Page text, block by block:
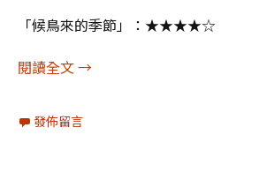
「候鳥來的季節」：★★★★☆
閱讀全文陳樂融影評442：候鳥來的季節
→
發佈留言